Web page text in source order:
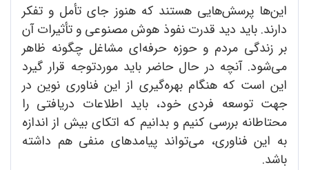
این‌ها پرسش‌هایی هستند که هنوز جای تأمل و تفکر
دارند. باید دید قدرت نفوذ هوش مصنوعی و تأثیرات آن
بر زندگی مردم و حوزه حرفه‌ای مشاغل چگونه ظاهر
‌می‌شود. آنچه در حال حاضر باید موردتوجه قرار گیرد
این است که هنگام بهره‌گیری از این فناوری نوین در
جهت توسعه فردی خود، باید اطلاعات دریافتی را
محتاطانه بررسی کنیم و بدانیم که اتکای بیش از اندازه
به این فناوری، ‌می‌تواند پیامدهای منفی هم داشته
باشد.